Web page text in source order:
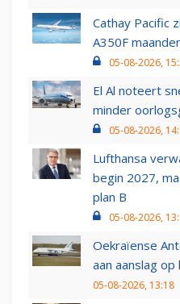
Cathay Pacific
A350F
05-08-2026,
El Al noteert
minder
05-08-2026,
Lufthansa
begin 2027,
plan B
05-08-2026,
Oekraïense
aan aanslag
05-08-2026, 13:18